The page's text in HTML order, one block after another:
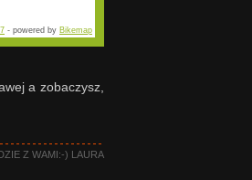
- powered by Bikemap
a zobaczysz,
Z WAMI:-) LAURA